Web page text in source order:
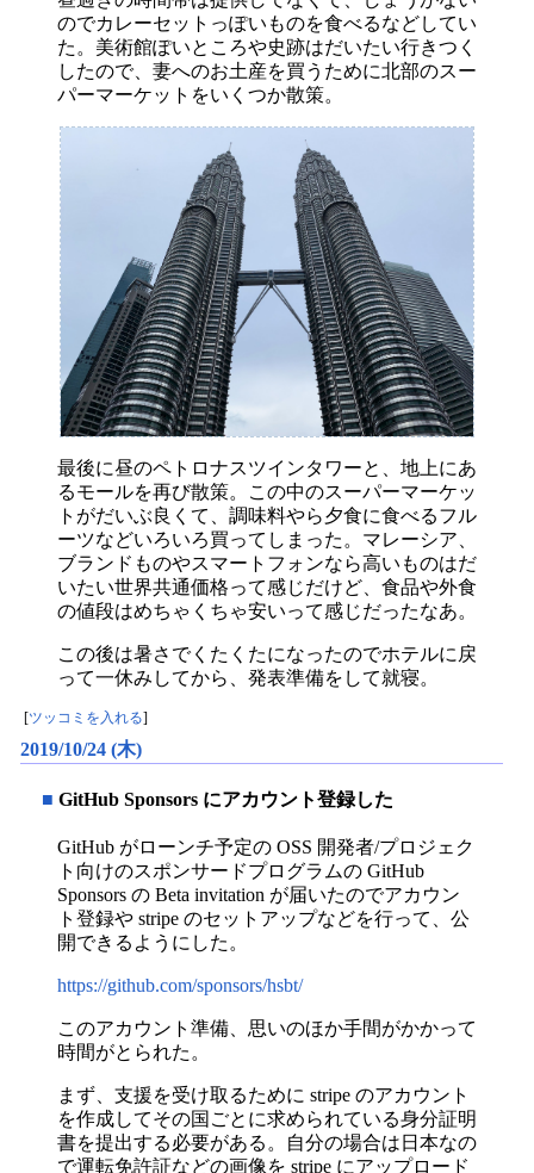
のでカレーセットっぽいものを食べるなどしてい
た。美術館ぽいところや史跡はだいたい行きつく
したので、妻へのお土産を買うために北部のスー
パーマーケットをいくつか散策。
最後に昼のペトロナスツインタワーと、地上にあ
るモールを再び散策。この中のスーパーマーケッ
トがだいぶ良くて、調味料やら夕食に食べるフル
ーツなどいろいろ買ってしまった。マレーシア、
ブランドものやスマートフォンなら高いものはだ
いたい世界共通価格って感じだけど、食品や外食
の値段はめちゃくちゃ安いって感じだったなあ。
この後は暑さでくたくたになったのでホテルに戻
って一休みしてから、発表準備をして就寝。
ツッコミを入れる
2019/10/24 (木)
■ GitHub Sponsors にアカウント登録した
GitHub がローンチ予定の OSS 開発者/プロジェク
ト向けのスポンサードプログラムの GitHub
Sponsors の Beta invitation が届いたのでアカウン
ト登録や stripe のセットアップなどを行って、公
開できるようにした。
https://github.com/sponsors/hsbt/
このアカウント準備、思いのほか手間がかかって
時間がとられた。
まず、支援を受け取るために stripe のアカウント
を作成してその国ごとに求められている身分証明
書を提出する必要がある。自分の場合は日本なの
で運転免許証などの画像を stripe にアップロード